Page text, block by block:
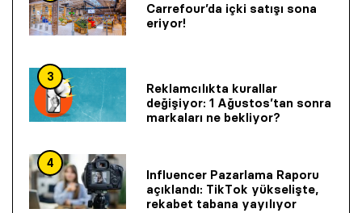
Carrefour’da içki satışı sona
eriyor!
3
Reklamcılıkta kurallar
değişiyor: 1 Ağustos’tan sonra
markaları ne bekliyor?
4
Influencer Pazarlama Raporu
açıklandı: TikTok yükselişte,
rekabet tabana yayılıyor